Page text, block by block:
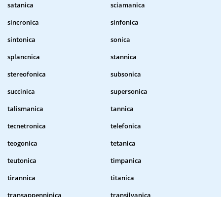
satanica
sciamanica
sincronica
sinfonica
sintonica
sonica
splancnica
stannica
stereofonica
subsonica
succinica
supersonica
talismanica
tannica
tecnetronica
telefonica
teogonica
tetanica
teutonica
timpanica
tirannica
titanica
transappenninica
transilvanica